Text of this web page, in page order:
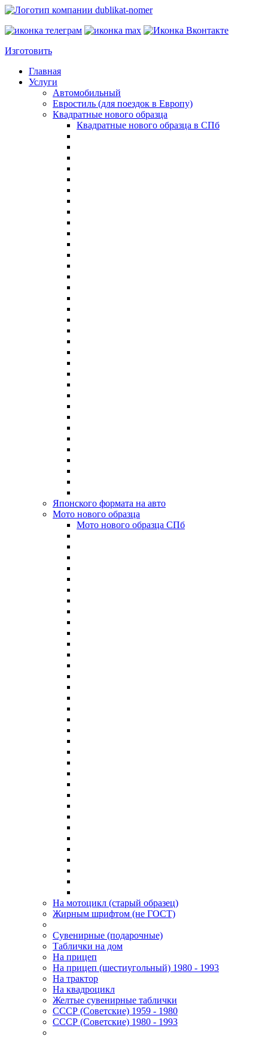
Изготовить
Главная
Услуги
Автомобильный
Евростиль (для поездок в Европу)
Квадратные нового образца
Квадратные нового образца в СПб
Японского формата на авто
Мото нового образца
Мото нового образца СПб
На мотоцикл (старый образец)
Жирным шрифтом (не ГОСТ)
Сувенирные (подарочные)
Таблички на дом
На прицеп
На прицеп (шестиугольный) 1980 - 1993
На трактор
На квадроцикл
Желтые сувенирные таблички
СССР (Советские) 1959 - 1980
СССР (Советские) 1980 - 1993